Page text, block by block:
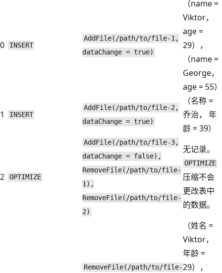
0 INSERT
AddFile(/path/to/file-1,
dataChange = true)
（name =
Viktor，
age =
29），
（name =
George，
age = 55）
1 INSERT
AddFile(/path/to/file-2,
dataChange = true)
（名称 =
乔治， 年
龄 = 39）
2 OPTIMIZE
AddFile(/path/to/file-3,
dataChange = false),
RemoveFile(/path/to/file-
1),
RemoveFile(/path/to/file-
2)
无记录。
OPTIMIZE
压缩不会
更改表中
的数据。
RemoveFile(/path/to/file-
（姓名 =
Viktor，
年龄 =
29），